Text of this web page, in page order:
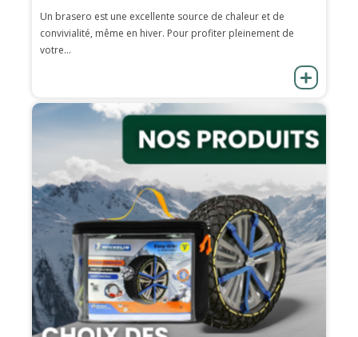
Un brasero est une excellente source de chaleur et de
convivialité, même en hiver. Pour profiter pleinement de
votre...